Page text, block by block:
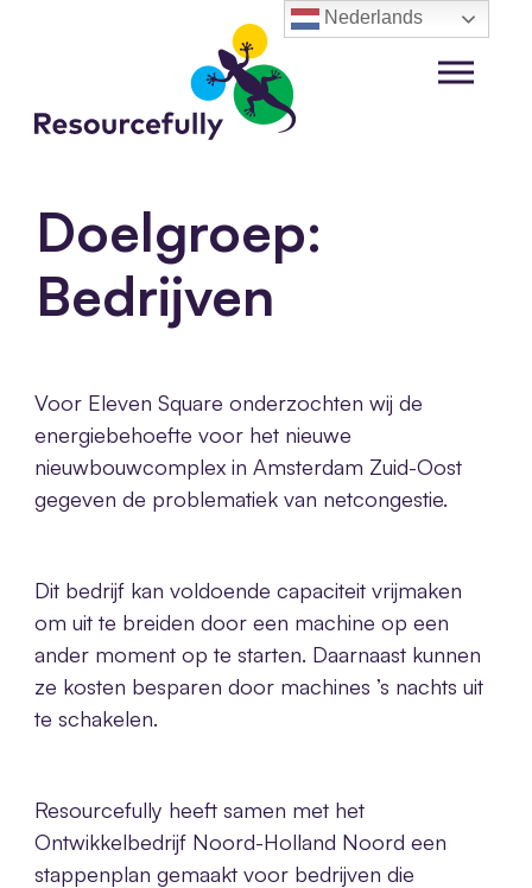
inhoud
Menu
Doelgroep:
Bedrijven
Voor Eleven Square onderzochten wij de
energiebehoefte voor het nieuwe
nieuwbouwcomplex in Amsterdam Zuid-Oost
gegeven de problematiek van netcongestie.
Dit bedrijf kan voldoende capaciteit vrijmaken
om uit te breiden door een machine op een
ander moment op te starten. Daarnaast kunnen
ze kosten besparen door machines ’s nachts uit
te schakelen.
Resourcefully heeft samen met het
Ontwikkelbedrijf Noord-Holland Noord een
stappenplan gemaakt voor bedrijven die
Nederlands